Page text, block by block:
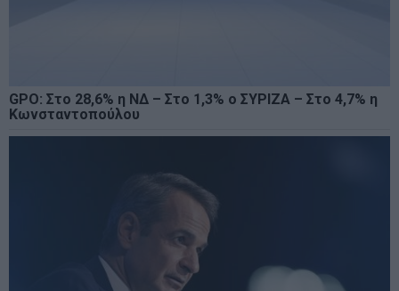
GPO: Στο 28,6% η ΝΔ – Στο 1,3% ο ΣΥΡΙΖΑ – Στο 4,7% η
Κωνσταντοπούλου